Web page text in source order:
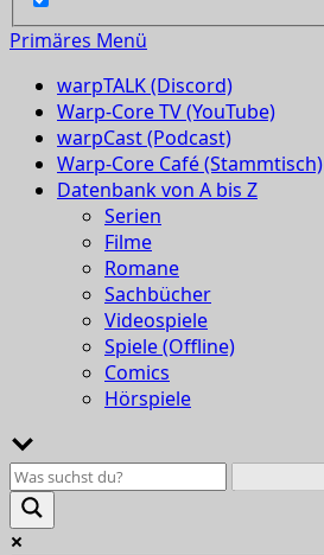
Primäres Menü
warpTALK (Discord)
Warp-Core TV (YouTube)
warpCast (Podcast)
Warp-Core Café (Stammtisch)
Datenbank von A bis Z
Serien
Filme
Romane
Sachbücher
Videospiele
Spiele (Offline)
Comics
Hörspiele